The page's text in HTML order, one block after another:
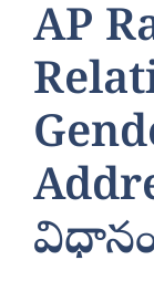
AP